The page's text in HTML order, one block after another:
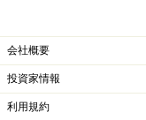
【関連記事】
サステナビリ
会社概要
投資家情報
利用規約